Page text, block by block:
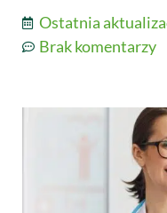
Ostatnia
Brak komentarzy